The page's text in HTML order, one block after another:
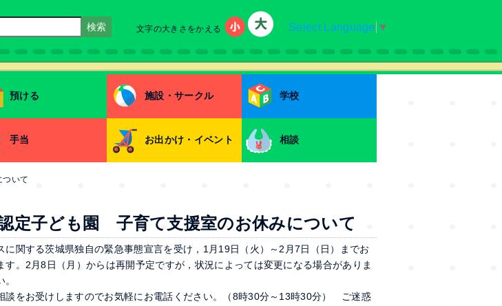
文字の大きさをかえる
Select Language ▼
預ける 施設・サークル 学校
手当 お出かけ・イベント 相談
いて
定子ども園 子育て支援室のお休みについて
関する茨城県独自の緊急事態宣言を受け，1月19日（火）～2月7日（日）までお
す。2月8日（月）からは再開予定ですが，状況によっては変更になる場合がありま
談をお受けしますのでお気軽にお電話ください。（8時30分～13時30分） ご迷惑